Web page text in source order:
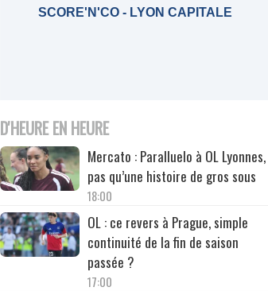
SCORE'N'CO - LYON CAPITALE
D'HEURE EN HEURE
Mercato : Paralluelo à OL Lyonnes,
pas qu’une histoire de gros sous
18:00
OL : ce revers à Prague, simple
continuité de la fin de saison
passée ?
17:00